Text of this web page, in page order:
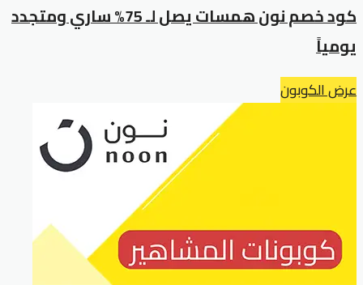
كود خصم نون همسات يصل لـ 75% ساري ومتجدد
يومياً
عرض الكوبون